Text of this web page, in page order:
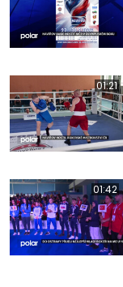
01:21
01:42